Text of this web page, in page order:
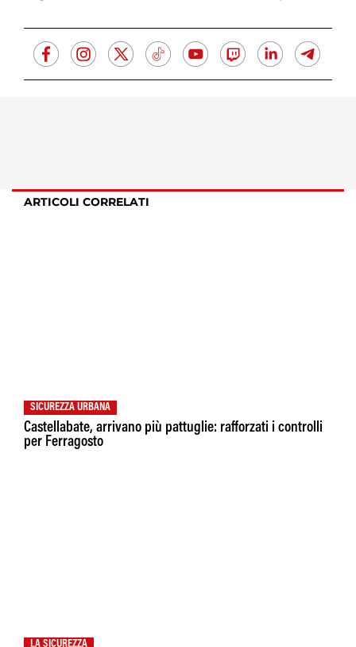
ARTICOLI CORRELATI
SICUREZZA URBANA
Castellabate, arrivano più pattuglie: rafforzati i controlli
per Ferragosto
LA SICUREZZA